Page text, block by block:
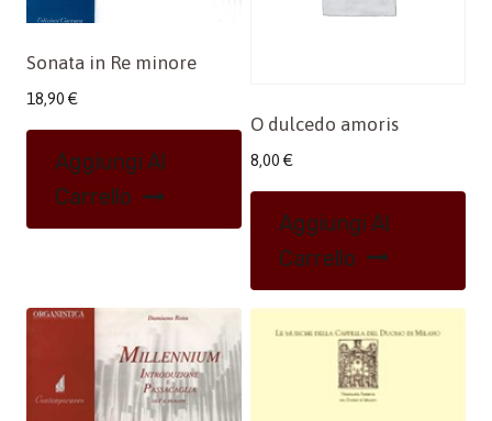
Sonata in Re minore
18,90 €
Aggiungi Al
Carrello
O dulcedo amoris
8,00 €
Aggiungi Al
Carrello